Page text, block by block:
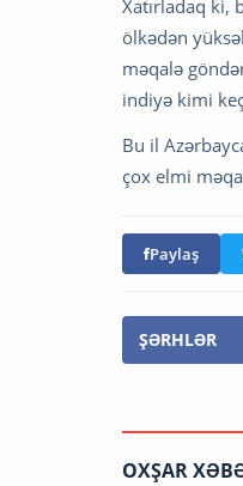
Xatırladaq ki,
ölkədən
məqalə
indiyə kimi
Bu il
çox elmi
Paylaş
ŞƏRHLƏR
OXŞAR